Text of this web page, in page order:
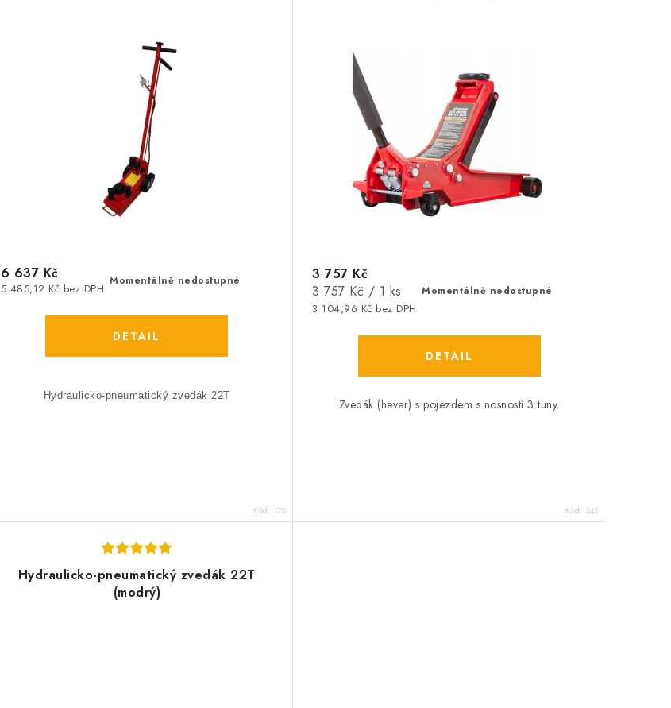
Momentálně nedostupné
5 485,12 Kč bez DPH
6 637 Kč
Hydraulicko-pneumatický zvedák 22T
Kód: 178
Momentálně nedostupné
3 104,96 Kč bez DPH
3 757 Kč
Měrná
cena:
3 757 Kč / 1 ks
Zvedák (hever) s pojezdem s nosností 3 tuny.
Kód: 345
Hydraulicko-pneumatický zvedák 22T
(modrý)